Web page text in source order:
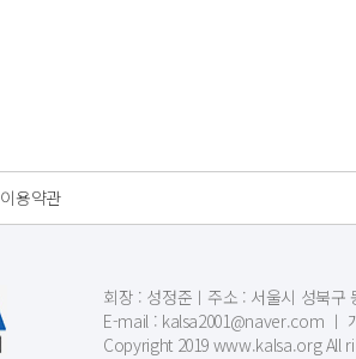
이용약관
회장 : 성정준ㅣ주소 : 서울시 성북구
E-mail : kalsa2001@naver.com ㅣ
Copyright 2019 www.kalsa.org All